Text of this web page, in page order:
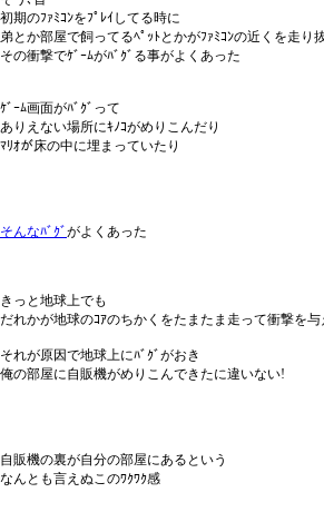
初期のﾌｧﾐｺﾝをﾌﾟﾚｲしてる時に
弟とか部屋で飼ってるﾍﾟｯﾄとかがﾌｧﾐｺﾝの近くを走り
その衝撃でｹﾞｰﾑがﾊﾞｸﾞる事がよくあった
ｹﾞｰﾑ画面がﾊﾞｸﾞって
ありえない場所にｷﾉｺがめりこんだり
ﾏﾘｵが床の中に埋まっていたり
そんなﾊﾞｸﾞがよくあった
きっと地球上でも
だれかが地球のｺｱのちかくをたまたま走って衝撃を
それが原因で地球上にﾊﾞｸﾞがおき
俺の部屋に自販機がめりこんできたに違いない!
自販機の裏が自分の部屋にあるという
なんとも言えぬこのﾜｸﾜｸ感